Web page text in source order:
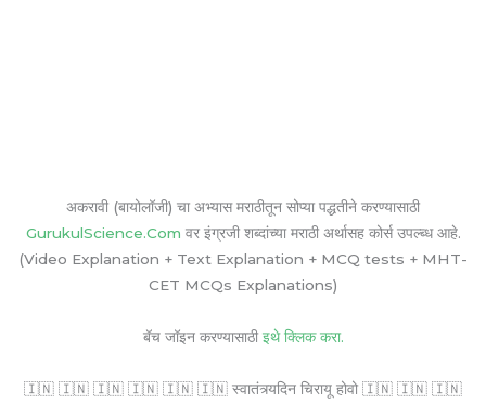
अकरावी (बायोलॉजी) चा अभ्यास मराठीतून सोप्या पद्धतीने करण्यासाठी
GurukulScience.Com वर इंग्रजी शब्दांच्या मराठी अर्थासह कोर्स उपल्ब्ध आहे.
(Video Explanation + Text Explanation + MCQ tests + MHT-
CET MCQs Explanations)
बॅच जॉइन करण्यासाठी इथे क्लिक करा.
🇮🇳 🇮🇳 🇮🇳 🇮🇳 🇮🇳 🇮🇳 स्वातंत्र्यदिन चिरायू होवो 🇮🇳 🇮🇳 🇮🇳